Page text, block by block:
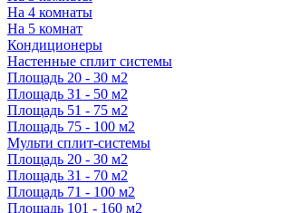
На 4 комнаты
На 5 комнат
Кондиционеры
Настенные сплит системы
Площадь 20 - 30 м2
Площадь 31 - 50 м2
Площадь 51 - 75 м2
Площадь 75 - 100 м2
Мульти сплит-системы
Площадь 20 - 30 м2
Площадь 31 - 70 м2
Площадь 71 - 100 м2
Площадь 101 - 160 м2